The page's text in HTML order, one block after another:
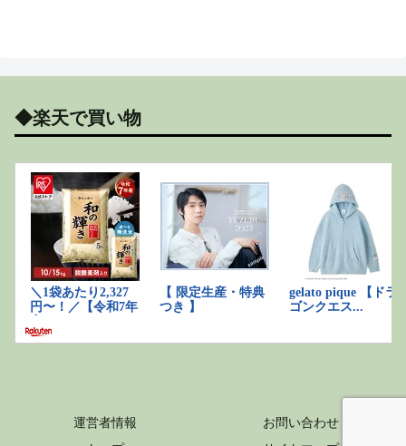
◆楽天で買い物
運営者情報
お問い合わせ